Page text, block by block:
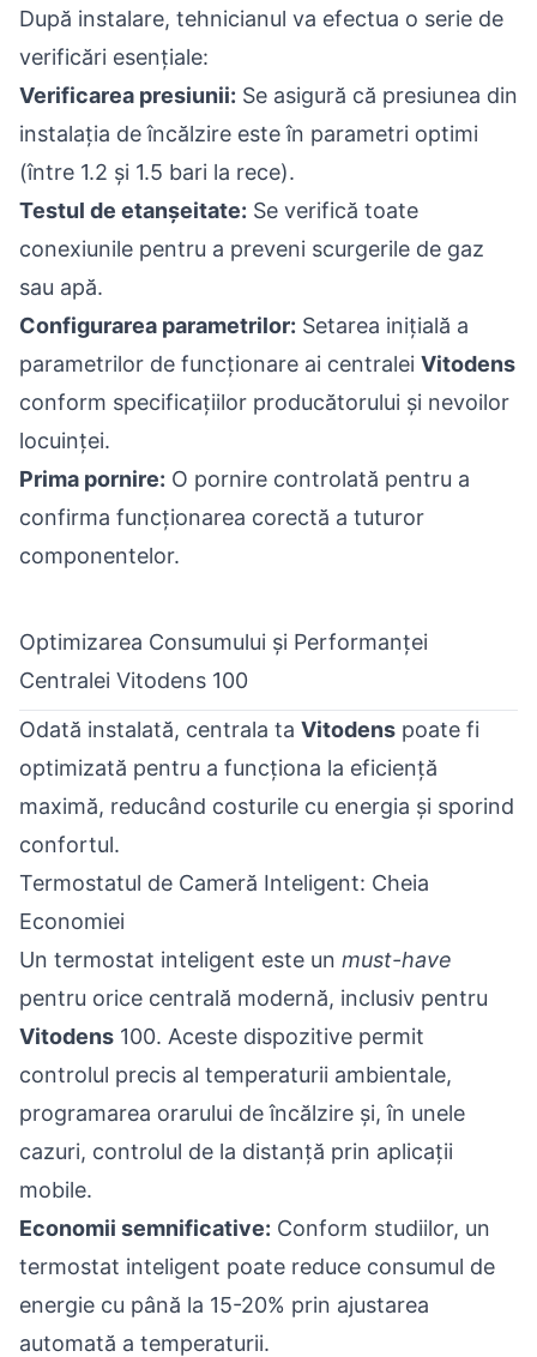
După instalare, tehnicianul va efectua o serie de
verificări esențiale:
Verificarea presiunii: Se asigură că presiunea din
instalația de încălzire este în parametri optimi
(între 1.2 și 1.5 bari la rece).
Testul de etanșeitate: Se verifică toate
conexiunile pentru a preveni scurgerile de gaz
sau apă.
Configurarea parametrilor: Setarea inițială a
parametrilor de funcționare ai centralei Vitodens
conform specificațiilor producătorului și nevoilor
locuinței.
Prima pornire: O pornire controlată pentru a
confirma funcționarea corectă a tuturor
componentelor.
Optimizarea Consumului și Performanței
Centralei Vitodens 100
Odată instalată, centrala ta Vitodens poate fi
optimizată pentru a funcționa la eficiență
maximă, reducând costurile cu energia și sporind
confortul.
Termostatul de Cameră Inteligent: Cheia
Economiei
Un termostat inteligent este un must-have
pentru orice centrală modernă, inclusiv pentru
Vitodens 100. Aceste dispozitive permit
controlul precis al temperaturii ambientale,
programarea orarului de încălzire și, în unele
cazuri, controlul de la distanță prin aplicații
mobile.
Economii semnificative: Conform studiilor, un
termostat inteligent poate reduce consumul de
energie cu până la 15-20% prin ajustarea
automată a temperaturii.